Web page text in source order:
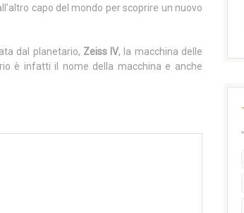
capo del mondo per scoprire un nuovo
dal planetario, Zeiss IV, la macchina delle
è infatti il nome della macchina e anche